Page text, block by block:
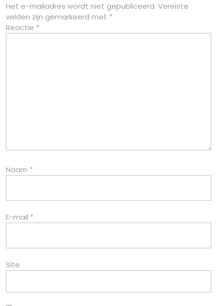
Het e-mailadres wordt niet gepubliceerd. Vereiste
velden zijn gemarkeerd met *
Reactie *
Naam *
E-mail *
Site